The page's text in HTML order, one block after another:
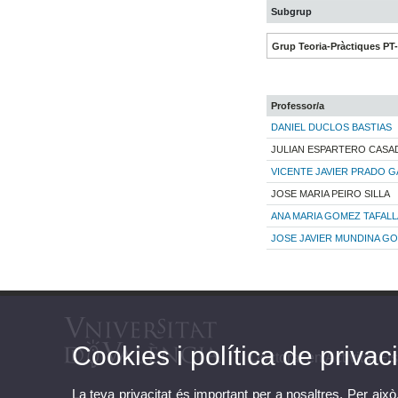
Subgrup
Grup Teoria-Pràctiques
Professor/a
DANIEL DUCLOS BASTIAS
JULIAN ESPARTERO
VICENTE JAVIER PRADO
JOSE MARIA PEIRO SILLA
ANA MARIA GOMEZ
JOSE JAVIER MUNDINA
Doctorat en Activitat
Cookies i política de
La teva privacitat és important per a nosaltres. Per